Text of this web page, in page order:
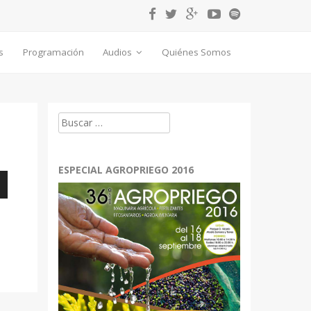
Programación Audios Quiénes Somos
Buscar:
ESPECIAL AGROPRIEGO 2016